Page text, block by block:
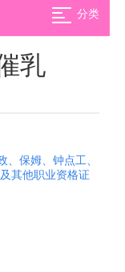
分类
乳
、保姆、钟点工、
其他职业资格证